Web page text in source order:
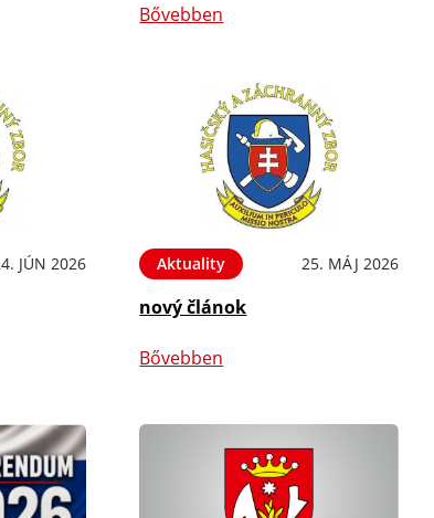
Bővebben
JÚN 2026 Aktuality 25. MÁJ 2026
nový článok
Bővebben